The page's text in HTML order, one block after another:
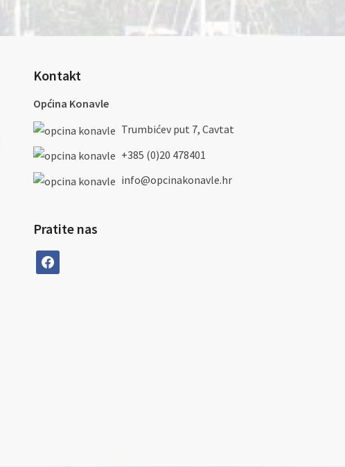
Kontakt
Općina Konavle
Trumbićev put 7, Cavtat
+385 (0)20 478401
info@opcinakonavle.hr
Pratite nas
facebook